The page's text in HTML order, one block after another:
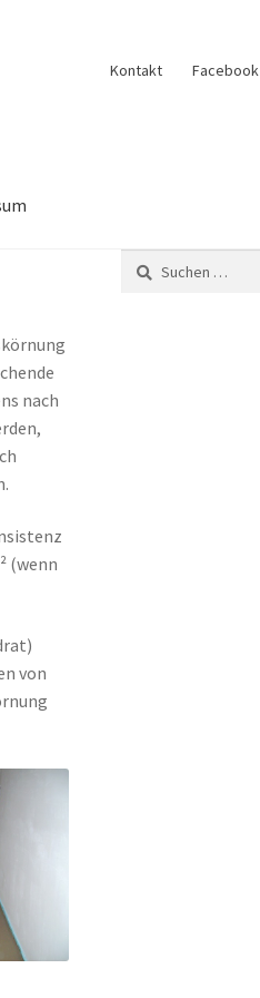
Kontakt Facebook
und Verkauf Anfrage senden
nach
(wenn
von
Suchen
nach: